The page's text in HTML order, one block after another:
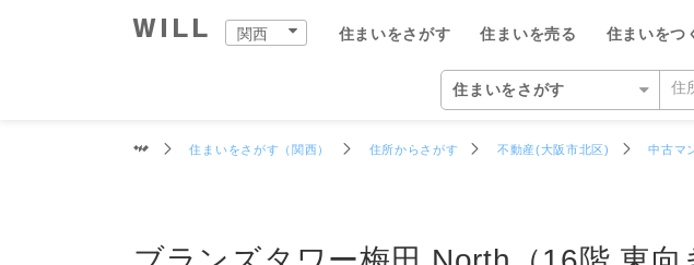
関西 住まいをさがす 住まいを売る 住まいをつ
住まいをさがす
住まいをさがす
住まい事例をさがす
ブランズタワー梅田 North 10,780万円
住まいをさがす（関西） 住所からさがす 不動産(大阪市北区) 中古マ